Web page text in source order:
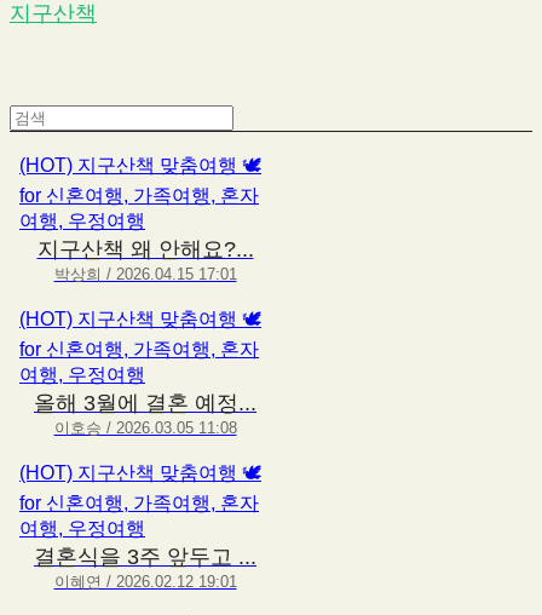
지구산책
(HOT) 지구산책 맞춤여행 🕊
for 신혼여행, 가족여행, 혼자
여행, 우정여행
지구산책 왜 안해요?...
박상희 / 2026.04.15 17:01
(HOT) 지구산책 맞춤여행 🕊
for 신혼여행, 가족여행, 혼자
여행, 우정여행
올해 3월에 결혼 예정...
이호승 / 2026.03.05 11:08
(HOT) 지구산책 맞춤여행 🕊
for 신혼여행, 가족여행, 혼자
여행, 우정여행
결혼식을 3주 앞두고 ...
이혜연 / 2026.02.12 19:01